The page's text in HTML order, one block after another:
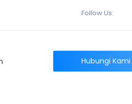
Follow Us:
Hubungi Kami